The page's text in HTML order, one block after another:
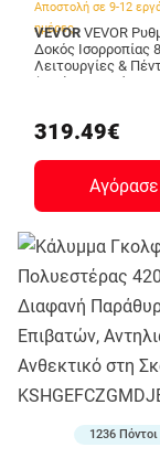
Αποστολή σε 9-12
ημέρες
VEVOR
Δοκός Ισορροπίας
Λειτουργίες &
(6.7 έως 22.3
319.49€
Αγόρασε
1236 Πόντοι